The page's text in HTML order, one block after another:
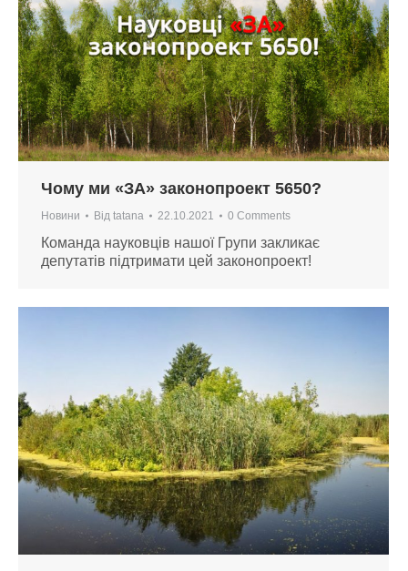
Чому ми «ЗА» законопроект 5650?
Новини Від tatana 22.10.2021 0 Comments
Команда науковців нашої Групи закликає
депутатів підтримати цей законопроект!